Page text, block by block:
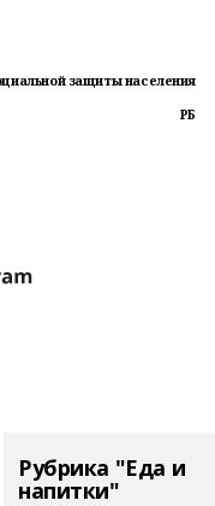
защиты населения
РБ
Рубрика "Еда и
напитки"